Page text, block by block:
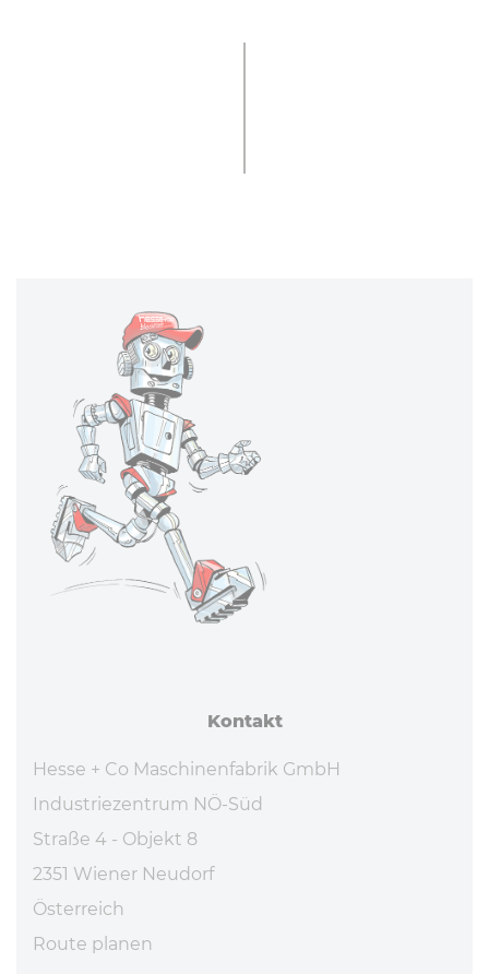
Kontakt
Hesse + Co Maschinenfabrik GmbH
Industriezentrum NÖ-Süd
Straße 4 - Objekt 8
2351 Wiener Neudorf
Österreich
Route planen